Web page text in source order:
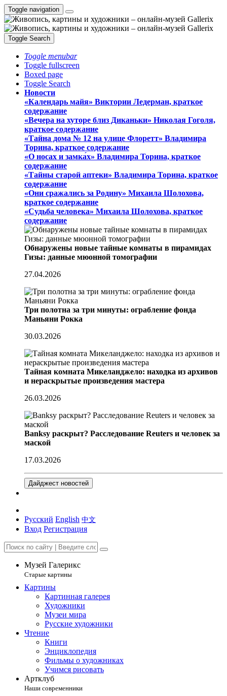
Toggle navigation
Toggle Search
Toggle menubar
Toggle fullscreen
Boxed page
Toggle Search
Новости
«Календарь майя» Виктории Ледерман, краткое
содержание
«Вечера на хуторе близ Диканьки» Николая Гоголя,
краткое содержание
«Тайна дома № 12 на улице Флоретт» Владимира
Торина, краткое содержание
«О носах и замка́х» Владимира Торина, краткое
содержание
«Тайны старой аптеки» Владимира Торина, краткое
содержание
«Они сражались за Родину» Михаила Шолохова,
краткое содержание
«Судьба человека» Михаила Шолохова, краткое
содержание
Обнаружены новые тайные комнаты в пирамидах
Гизы: данные мюонной томографии
27.04.2026
Три полотна за три минуты: ограбление фонда
Маньяни Рокка
30.03.2026
Тайная комната Микеланджело: находка из архивов
и нераскрытые произведения мастера
26.03.2026
Banksy раскрыт? Расследование Reuters и человек за
маской
17.03.2026
Дайджест новостей
Русский English 中文
Вход Регистрация
Музей Галерикс
Старые картины
Картины
Картинная галерея
Художники
Музеи мира
Русские художники
Чтение
Книги
Энциклопедия
Фильмы о художниках
Учимся рисовать
Артклуб
Наши современники